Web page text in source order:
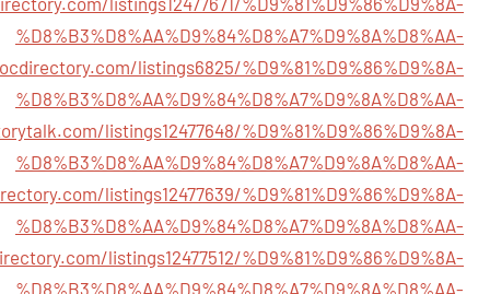
%D8%B3%D8%AA%D9%84%D8%A7%D9%8A%D8%AA-
listings6825/%D9%81%D9%86%D9%8A-
%D8%B3%D8%AA%D9%84%D8%A7%D9%8A%D8%AA-
listings12477648/%D9%81%D9%86%D9%8A-
%D8%B3%D8%AA%D9%84%D8%A7%D9%8A%D8%AA-
listings12477639/%D9%81%D9%86%D9%8A-
%D8%B3%D8%AA%D9%84%D8%A7%D9%8A%D8%AA-
listings12477512/%D9%81%D9%86%D9%8A-
%D8%B3%D8%AA%D9%84%D8%A7%D9%8A%D8%AA-